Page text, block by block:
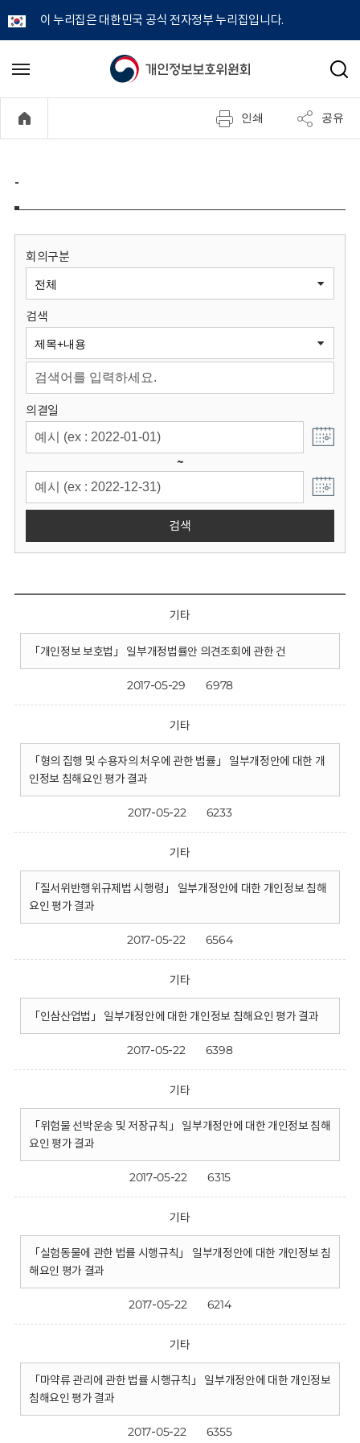
이 누리집은 대한민국 공식 전자정부 누리집입니다.
개
정
보
원
회
메
기
검
인쇄 공유
-
회의구분
검색
의결일
~
검색
기타
「개인정보 보호법」 일부개정법률안 의견조회에 관한 건
2017-05-29 6978
기타
「형의 집행 및 수용자의 처우에 관한 법률」 일부개정안에 대한 개
인정보 침해요인 평가 결과
2017-05-22 6233
기타
「질서위반행위규제법 시행령」 일부개정안에 대한 개인정보 침해
요인 평가 결과
2017-05-22 6564
기타
「인삼산업법」 일부개정안에 대한 개인정보 침해요인 평가 결과
2017-05-22 6398
기타
「위험물 선박운송 및 저장규칙」 일부개정안에 대한 개인정보 침해
요인 평가 결과
2017-05-22 6315
기타
「실험동물에 관한 법률 시행규칙」 일부개정안에 대한 개인정보 침
해요인 평가 결과
2017-05-22 6214
기타
「마약류 관리에 관한 법률 시행규칙」 일부개정안에 대한 개인정보
침해요인 평가 결과
2017-05-22 6355